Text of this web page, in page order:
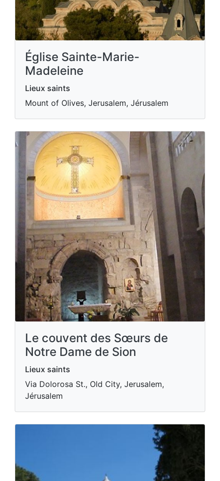
Église Sainte-Marie-
Madeleine
Lieux saints
Mount of Olives, Jerusalem, Jérusalem
Le couvent des Sœurs de
Notre Dame de Sion
Lieux saints
Via Dolorosa St., Old City, Jerusalem,
Jérusalem